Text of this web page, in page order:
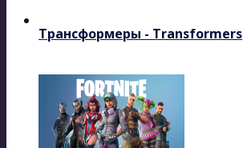
Трансформеры - Transformers